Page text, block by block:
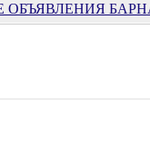
ОБЪЯВЛЕНИЯ